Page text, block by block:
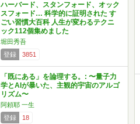
ハーバード、スタンフォード、オック
スフォード… 科学的に証明された す
ごい習慣大百科 人生が変わるテクニ
ック112個集めました
堀田秀吾
登録
3851
「既にある」を論理する。: 〜量子力
学とAIが暴いた、主観的宇宙のアルゴ
リズム〜
阿頼耶 一生
登録
18